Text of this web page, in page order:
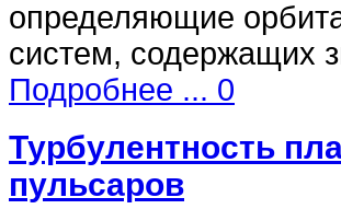
определяющие
систем, содержащих
Подробнее ... 0
Турбулентность
пульсаров